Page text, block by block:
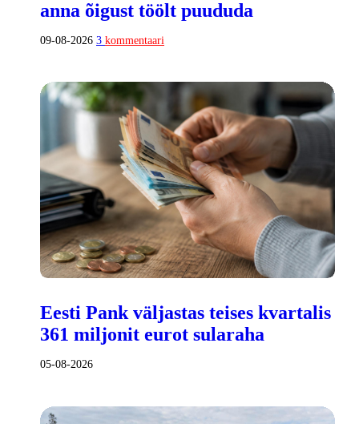
anna õigust töölt puududa
09-08-2026 3 kommentaari
Eesti Pank väljastas teises kvartalis
361 miljonit eurot sularaha
05-08-2026